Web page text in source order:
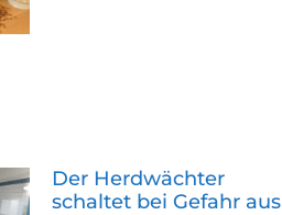
Der Herdwächter
schaltet bei Gefahr aus